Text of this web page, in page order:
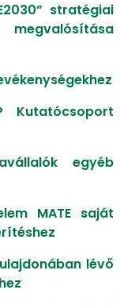
stratégiai
Kutatócsoport
egyéb
MATE saját
lévő